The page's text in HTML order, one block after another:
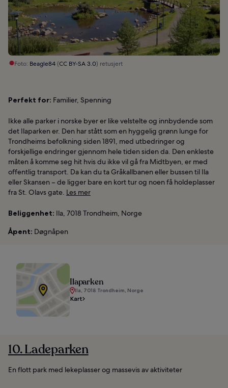
Foto: Beagle84(CC BY-SA 3.0) retusjert
Perfekt for: Familier, Spenning
Ikke alle parker i norske byer er like velstelte og innbydende som
det Ilaparken er. Den har stått som en hyggelig grønn lunge for
Trondheims befolkning siden 1891, med utbedringer og
forskjellige endringer gjennom hele tiden siden da. Den enkleste
måten å komme seg hit hvis du ikke vil gå fra Midtbyen, er med
offentlig transport. Da kan du ta Gråkallbanen eller bussen til Ila
eller Skansen – de ligger bare en kort tur og noen få holdeplasser
fra St. Olavs gate. Les mer
Beliggenhet: Ila, 7018 Trondheim, Norge
Åpent: Døgnåpen
Ilaparken
Ila, 7018 Trondheim, Norge
Kart
10. Ladeparken
En flott park med lekeplasser og massevis av aktiviteter